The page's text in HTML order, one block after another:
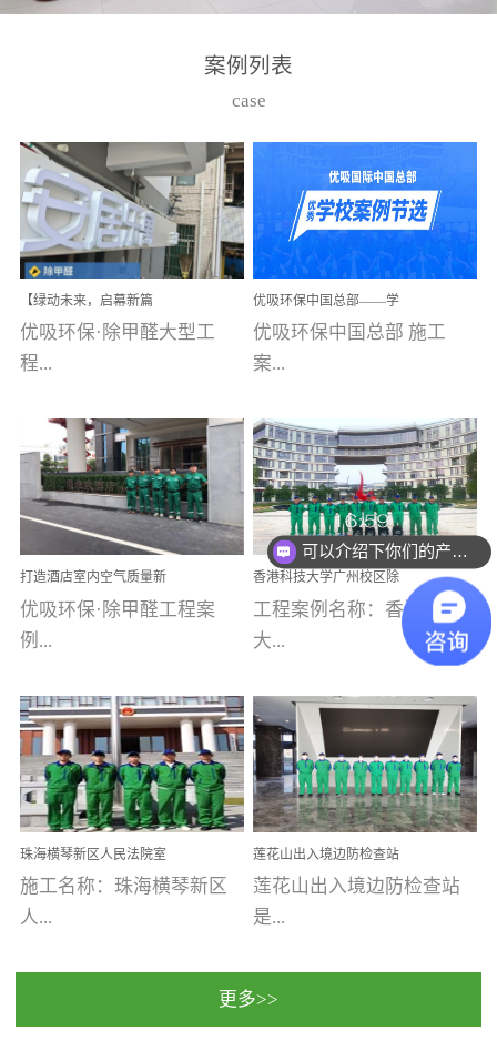
高技能的团队。汇聚了众
取得了多项产品技术专利
和多项国家版权局著作
权，获得高新技术企业称
号。生产优势自主生产自
给自足，优吸公司于2015
在广州番禺区成功建立产
品线生产基地，工厂拥有
自动化生产设备和成熟的
选择源头源材料、严控产
品质量，我们每一批的生
产产品都经过严格的质检
程序；生产车间为优吸总
部和全国分支机构生产光
触媒、净醛王、祛味剂等
优吸系列产品，保质保量
完成生产任务，确保全国
求。资质优势团队优势分
支优势优吸环保是一棵正
茁壮成长的树，只要我们
人人都爱护她、珍惜她、
她将越来越枝繁叶茂，终
将会成为一棵参天大树！
优吸环保截止2020年拥有
全国600家网点分支机构。
案例列表
case
【绿动未来，启幕新篇
章】优吸环保中标深圳安
居乐寓，超大型工装室内
空气治理项目顺利启航，
优吸环保·除甲醛大型工
程...
案例【深圳安居乐寓】室
内空气治理项目深圳安居
乐寓 深圳市安居乐寓
为深圳安居集团旗下城...
优吸环保中国总部——学
校施工案例(节选)
优吸环保中国总部 施工
案...
例(学校工装节选)广州南沙
小学(珠江湾校区)项目地
址：广州市南沙区海滨路
南沙珠江湾江门市蓬江区
禾...
打造酒店室内空气质量新
标杆——优吸环保·标杆之
作：东莞美豪雅致酒店室
内空气治理工程纪实
优吸环保·除甲醛工程案
例...
【东莞美豪雅致酒店】室
内空气治理项目东莞美豪
雅致酒店 东莞美豪雅
致酒店是为中高端人士...
香港科技大学广州校区除
甲醛项目圆满完成
工程案例名称：香港科技
大...
学广州校区室内空气治
理 工程案例地址：广
州南沙区·香港科技大学(广
州)校区 工程案...
珠海横琴新区人民法院室
内除甲醛空气治理项目
施工名称：珠海横琴新区
人...
民法院室内除甲醛空气治
莲花山出入境边防检查站
室内除甲醛空气治理项目
莲花山出入境边防检查站
是...
国家通过设在对外开放口
更多>>
可以介绍下你们的产品么